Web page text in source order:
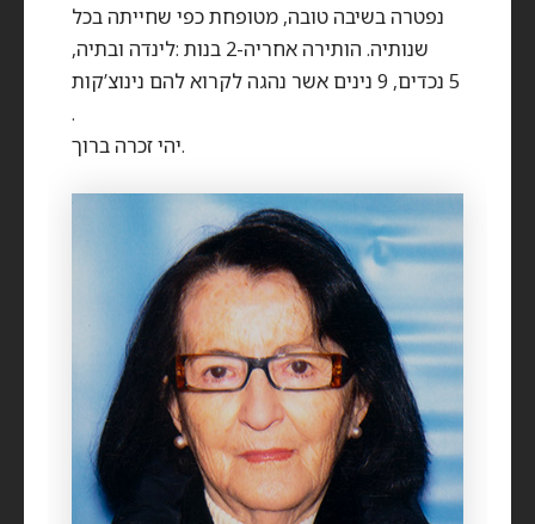
נפטרה בשיבה טובה, מטופחת כפי שחייתה בכל
שנותיה. הותירה אחריה-2 בנות :לינדה ובתיה,
5 נכדים, 9 נינים אשר נהגה לקרוא להם נינוצ’קות
.
יהי זכרה ברוך.